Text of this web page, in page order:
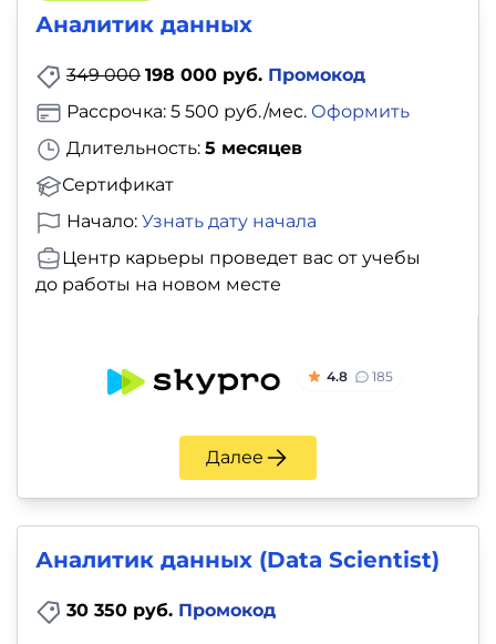
Аналитик данных
349 000 198 000 руб. Промокод
Длительность: 5 месяцев
Сертификат
Рассрочка: 5 500 руб./мес. Оформить
Начало: Узнать дату начала
Центр карьеры проведет вас от учебы
до работы на новом месте
4.8 185
Далее
Аналитик данных (Data Scientist)
30 350 руб. Промокод